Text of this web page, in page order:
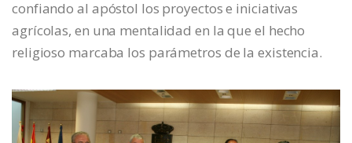
confiando al apóstol los proyectos e iniciativas
agrícolas, en una mentalidad en la que el hecho
religioso marcaba los parámetros de la existencia.